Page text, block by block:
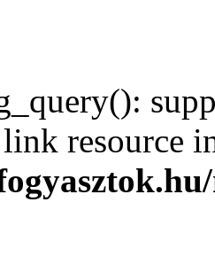
resource